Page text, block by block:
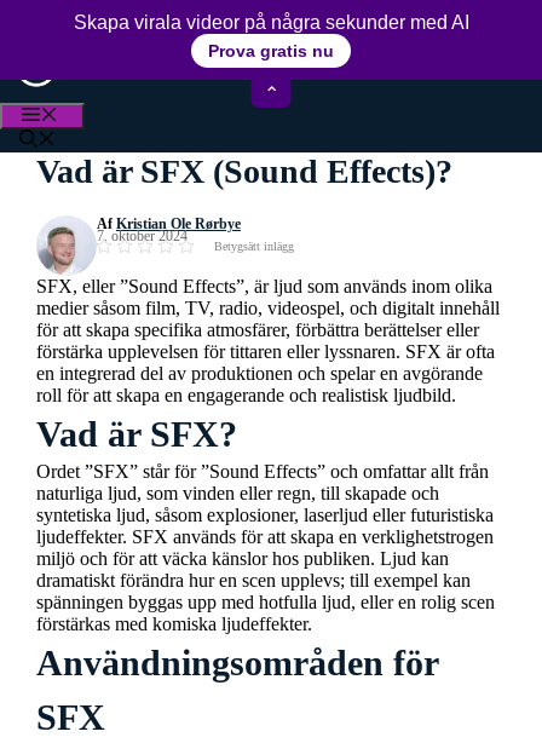
15+ års erfarenhet av videoredigering
Vad är SFX (Sound Effects)?
AfKristian Ole Rørbye
7. oktober 2024
Betygsätt inlägg
SFX, eller ”Sound Effects”, är ljud som används inom olika
medier såsom film, TV, radio, videospel, och digitalt innehåll
för att skapa specifika atmosfärer, förbättra berättelser eller
förstärka upplevelsen för tittaren eller lyssnaren. SFX är ofta
en integrerad del av produktionen och spelar en avgörande
roll för att skapa en engagerande och realistisk ljudbild.
Vad är SFX?
Ordet ”SFX” står för ”Sound Effects” och omfattar allt från
naturliga ljud, som vinden eller regn, till skapade och
syntetiska ljud, såsom explosioner, laserljud eller futuristiska
ljudeffekter. SFX används för att skapa en verklighetstrogen
miljö och för att väcka känslor hos publiken. Ljud kan
dramatiskt förändra hur en scen upplevs; till exempel kan
spänningen byggas upp med hotfulla ljud, eller en rolig scen
förstärkas med komiska ljudeffekter.
Användningsområden för
SFX
Skapa virala videor på några sekunder med AI
Prova gratis nu
⌃